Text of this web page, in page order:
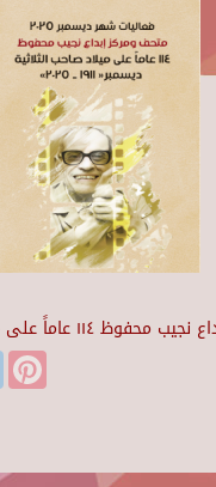
عاماً على ميلاد صاحب الثلاثية
Twitter